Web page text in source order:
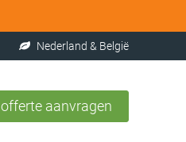
Nederland & België
offerte aanvragen